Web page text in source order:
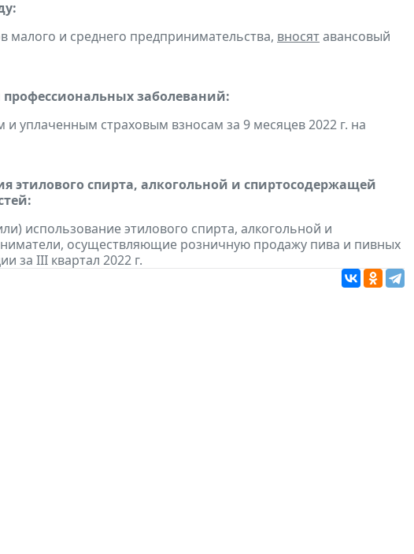
малого и среднего предпринимательства, вносятавансовый
профессиональных заболеваний:
уплаченным страховым взносам за 9 месяцев 2022 г. на
этилового спирта, алкогольной и спиртосодержащей
использование этилового спирта, алкогольной и
осуществляющие розничную продажу пива и пивных
за III квартал 2022 г.